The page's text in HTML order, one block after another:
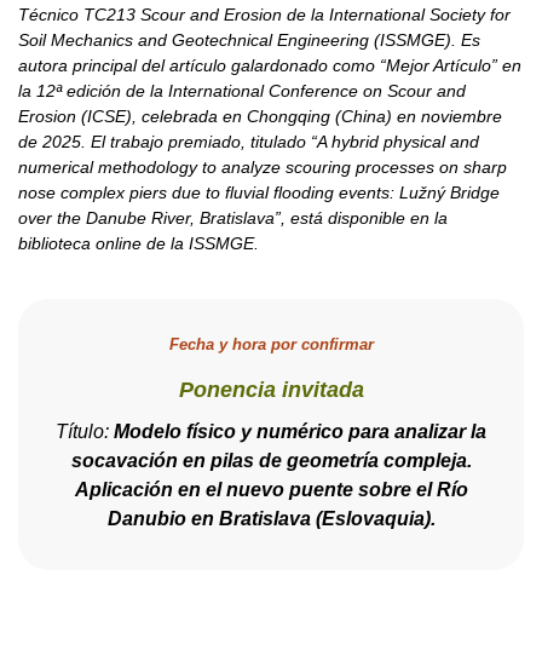
Técnico TC213 Scour and Erosion de la International Society for
Soil Mechanics and Geotechnical Engineering (ISSMGE). Es
autora principal del artículo galardonado como “Mejor Artículo” en
la 12ª edición de la International Conference on Scour and
Erosion (ICSE), celebrada en Chongqing (China) en noviembre
de 2025. El trabajo premiado, titulado “A hybrid physical and
numerical methodology to analyze scouring processes on sharp
nose complex piers due to fluvial flooding events: Lužný Bridge
over the Danube River, Bratislava” , está disponible en la
biblioteca online de la ISSMGE.
Fecha y hora por confirmar
Ponencia invitada
Título: Modelo físico y numérico para analizar la
socavación en pilas de geometría compleja.
Aplicación en el nuevo puente sobre el Río
Danubio en Bratislava (Eslovaquia).